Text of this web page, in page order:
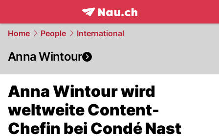
frontpage.NAU.ch
Home People International
Anna Wintour
Anna Wintour wird
weltweite Content-
Chefin bei Condé Nast